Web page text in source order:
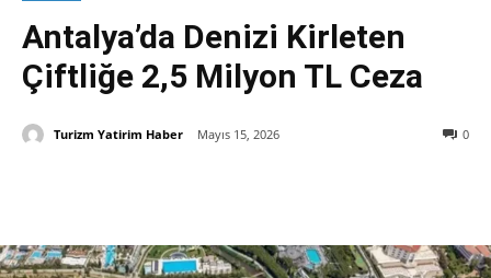
Antalya’da Denizi Kirleten
Çiftliğe 2,5 Milyon TL Ceza
0
Turizm Yatirim Haber Mayıs 15, 2026